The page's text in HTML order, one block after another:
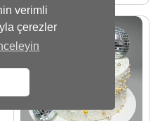
verimli
çerezler